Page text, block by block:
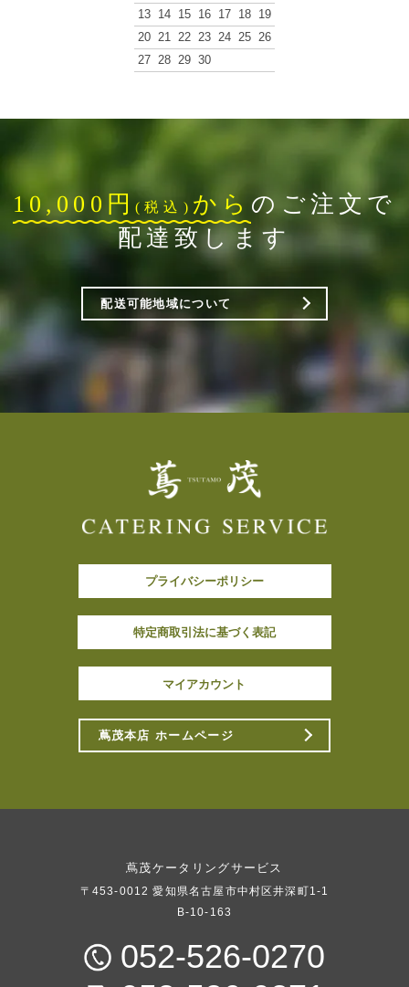
13 14 15 16 17 18 19
20 21 22 23 24 25 26
27 28 29 30
10,000円(税込) から のご注文で
配達致します
配送可能地域について
プライバシーポリシー
特定商取引法に基づく表記
マイアカウント
蔦茂本店 ホームページ
蔦茂ケータリングサービス
〒453-0012 愛知県名古屋市中村区井深町1-1
B-10-163
052-526-0270